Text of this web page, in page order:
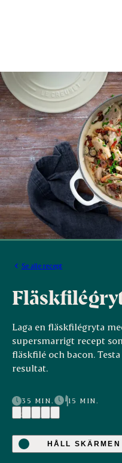
Se alle recept
Laga en fläskfilégryta
supersmarrigt recept
fläskfilé och bacon.
resultat.
35 MIN.
15 MIN.
(6)
HÅLL SKÄRMEN